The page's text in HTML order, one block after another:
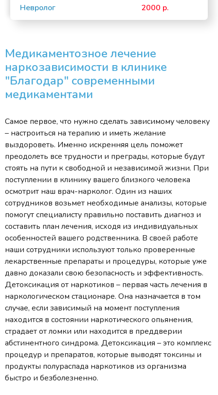
Невролог 2000 р.
Медикаментозное лечение
наркозависимости в клинике
"Благодар" современными
медикаментами
Самое первое, что нужно сделать зависимому человеку
– настроиться на терапию и иметь желание
выздороветь. Именно искренняя цель поможет
преодолеть все трудности и преграды, которые будут
стоять на пути к свободной и независимой жизни. При
поступлении в клинику вашего близкого человека
осмотрит наш врач-нарколог. Один из наших
сотрудников возьмет необходимые анализы, которые
помогут специалисту правильно поставить диагноз и
составить план лечения, исходя из индивидуальных
особенностей вашего родственника. В своей работе
наши сотрудники используют только проверенные
лекарственные препараты и процедуры, которые уже
давно доказали свою безопасность и эффективность.
Детоксикация от наркотиков – первая часть лечения в
наркологическом стационаре. Она назначается в том
случае, если зависимый на момент поступления
находится в состоянии наркотического опьянения,
страдает от ломки или находится в преддверии
абстинентного синдрома. Детоксикация – это комплекс
процедур и препаратов, которые выводят токсины и
продукты полураспада наркотиков из организма
быстро и безболезненно.